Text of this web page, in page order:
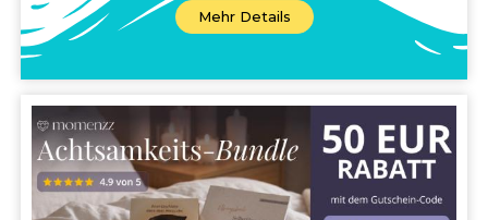
Mehr Details